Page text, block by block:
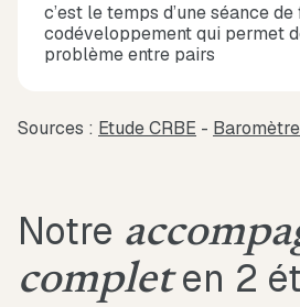
c’est le temps d’une séance
codéveloppement qui permet
problème entre pairs
Sources : Etude CRBE -
Notre
completen 2